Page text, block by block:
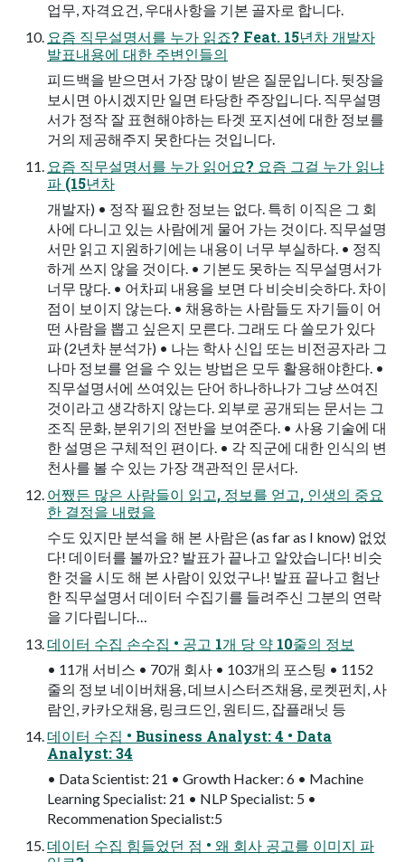
업무, 자격요건, 우대사항을 기본 골자로 합니다.
요즘 직무설명서를 누가 읽죠? Feat. 15년차 개발자
발표내용에 대한 주변인들의
피드백을 받으면서 가장 많이 받은 질문입니다. 뒷장을
보시면 아시겠지만 일면 타당한 주장입니다. 직무설명
서가 정작 잘 표현해야하는 타겟 포지션에 대한 정보를
거의 제공해주지 못한다는 것입니다.
요즘 직무설명서를 누가 읽어요? 요즘 그걸 누가 읽냐
파 (15년차
개발자) • 정작 필요한 정보는 없다. 특히 이직은 그 회
사에 다니고 있는 사람에게 물어 가는 것이다. 직무설명
서만 읽고 지원하기에는 내용이 너무 부실하다. • 정직
하게 쓰지 않을 것이다. • 기본도 못하는 직무설명서가
너무 많다. • 어차피 내용을 보면 다 비슷비슷하다. 차이
점이 보이지 않는다. • 채용하는 사람들도 자기들이 어
떤 사람을 뽑고 싶은지 모른다. 그래도 다 쓸모가 있다
파 (2년차 분석가) • 나는 학사 신입 또는 비전공자라 그
나마 정보를 얻을 수 있는 방법은 모두 활용해야한다. •
직무설명서에 쓰여있는 단어 하나하나가 그냥 쓰여진
것이라고 생각하지 않는다. 외부로 공개되는 문서는 그
조직 문화, 분위기의 전반을 보여준다. • 사용 기술에 대
한 설명은 구체적인 편이다. • 각 직군에 대한 인식의 변
천사를 볼 수 있는 가장 객관적인 문서다.
어쨌든 많은 사람들이 읽고, 정보를 얻고, 인생의 중요
한 결정을 내렸을
수도 있지만 분석을 해 본 사람은 (as far as I know) 없었
다! 데이터를 볼까요? 발표가 끝나고 알았습니다! 비슷
한 것을 시도 해 본 사람이 있었구나! 발표 끝나고 험난
한 직무설명서 데이터 수집기를 들려주신 그분의 연락
을 기다립니다…
데이터 수집 손수집 • 공고 1개 당 약 10줄의 정보
• 11개 서비스 • 70개 회사 • 103개의 포스팅 • 1152
줄의 정보 네이버채용, 데브시스터즈채용, 로켓펀치, 사
람인, 카카오채용, 링크드인, 원티드, 잡플래닛 등
데이터 수집 • Business Analyst: 4 • Data
Analyst: 34
• Data Scientist: 21 • Growth Hacker: 6 • Machine
Learning Specialist: 21 • NLP Specialist: 5 •
Recommenation Specialist:5
데이터 수집 힘들었던 점 • 왜 회사 공고를 이미지 파